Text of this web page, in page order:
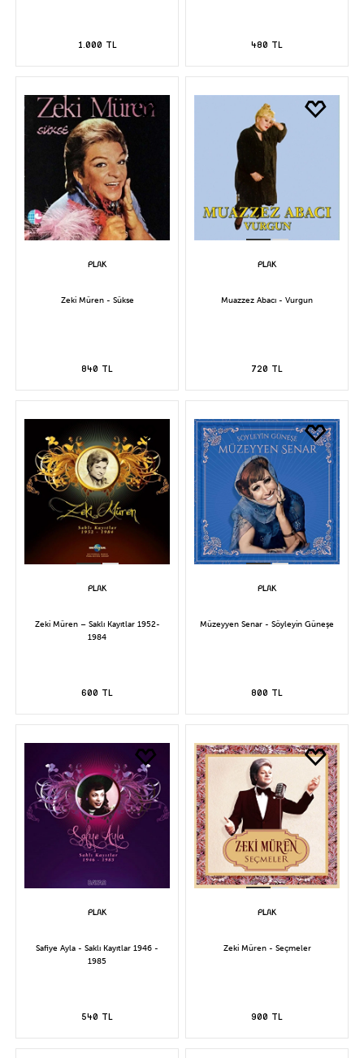
1.000 TL 480 TL
Zeki Müren - Sükse
840 TL
Muazzez Abacı - Vurgun
720 TL
Zeki Müren – Saklı Kayıtlar 1952-
1984
600 TL
Müzeyyen Senar - Söyleyin Güneşe
800 TL
Safiye Ayla - Saklı Kayıtlar 1946 -
1985
540 TL
Zeki Müren - Seçmeler
900 TL